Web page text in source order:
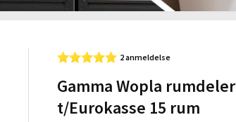
2 anmeldelse
Gamma Wopla rumdeler
t/Eurokasse 15 rum